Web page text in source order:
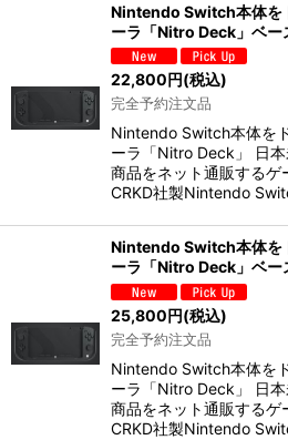
Nintendo Switch本体を
ーラ「Nitro Deck」ベー
22,800円(税込)
完全予約注文品
Nintendo Switch本体を
ーラ「Nitro Deck」 日
商品をネット通販するゲ
CRKD社製Nintendo
Nintendo Switch本体を
ーラ「Nitro Deck」ベー
25,800円(税込)
完全予約注文品
Nintendo Switch本体を
ーラ「Nitro Deck」 日
商品をネット通販するゲ
CRKD社製Nintendo